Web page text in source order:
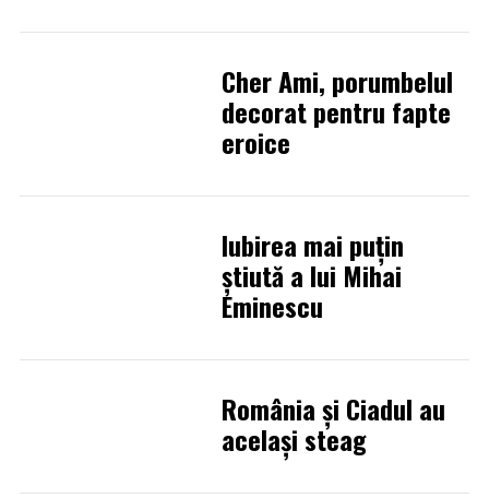
Cher Ami, porumbelul
decorat pentru fapte
eroice
Iubirea mai puţin
ştiută a lui Mihai
Eminescu
România şi Ciadul au
acelaşi steag